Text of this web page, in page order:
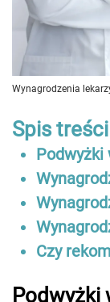
Wynagrodzenia
Spis treści
Podwyżki
Czy
Podwyżki